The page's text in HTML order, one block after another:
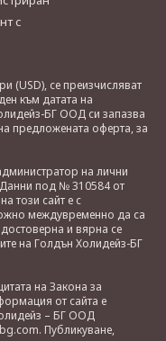
с
(USD), се преизчисляват
към датата на
БГ ООД си запазва
предложената оферта, за
на лични
под № 310584 от
този сайт е с
междувременно да са
и вярна се
на Голдън Холидейз-БГ
на Закона за
от сайта е
– БГ ООД
Публикуване,